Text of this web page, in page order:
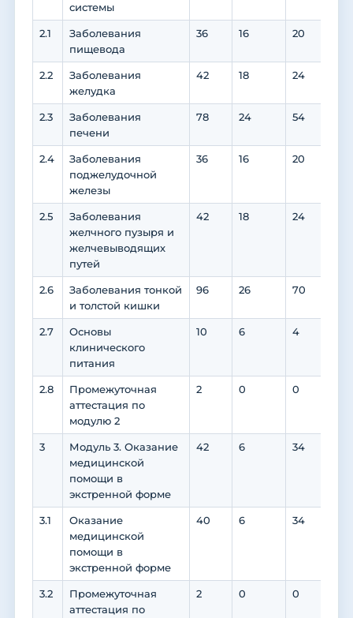
системы
2.1
Заболевания
пищевода
36 16 20
2.2
Заболевания
желудка
42 18 24
2.3
Заболевания
печени
78 24 54
2.4
Заболевания
поджелудочной
железы
36 16 20
2.5
Заболевания
желчного пузыря и
желчевыводящих
путей
42 18 24
2.6
Заболевания тонкой
и толстой кишки
96 26 70
2.7
Основы
клинического
питания
10 6 4
2.8
Промежуточная
аттестация по
модулю 2
2 0 0
3
Модуль 3. Оказание
медицинской
помощи в
экстренной форме
42 6 34
3.1
Оказание
медицинской
помощи в
экстренной форме
40 6 34
3.2
Промежуточная
аттестация по
2 0 0